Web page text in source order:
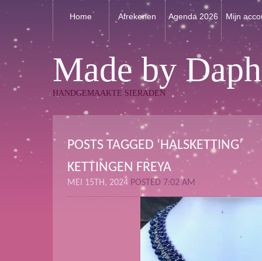
Home Afrekenen Agenda 2026 Mijn
Made by
HANDGEMAAKTE SIERADEN
POSTS TAGGED ‘HALSKETTING’
KETTINGEN FREYA
MEI 15TH, 2024 POSTED 7:02 AM